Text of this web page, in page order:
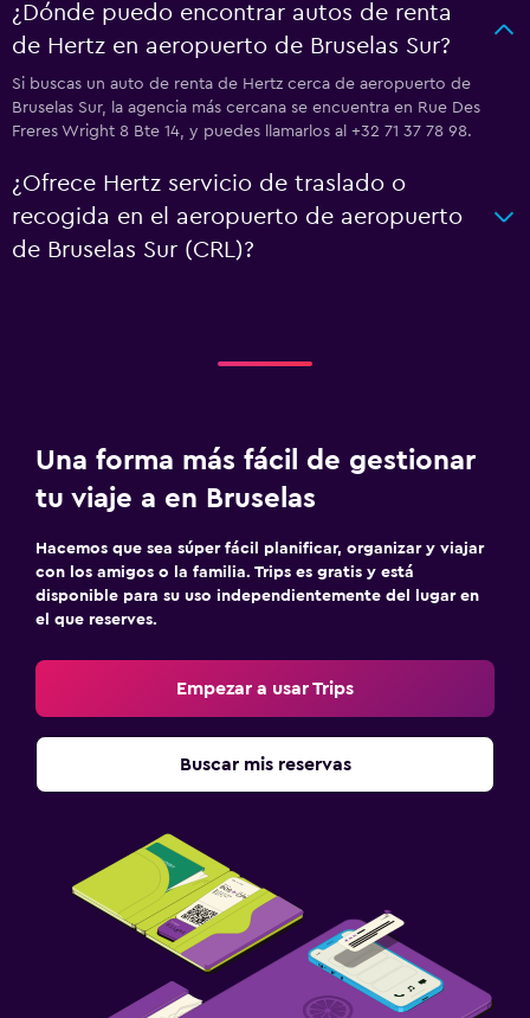
¿Dónde puedo encontrar autos de renta
de Hertz en aeropuerto de Bruselas Sur?
Si buscas un auto de renta de Hertz cerca de aeropuerto de
Bruselas Sur, la agencia más cercana se encuentra en Rue Des
Freres Wright 8 Bte 14, y puedes llamarlos al +32 71 37 78 98.
¿Ofrece Hertz servicio de traslado o
recogida en el aeropuerto de aeropuerto
de Bruselas Sur (CRL)?
Una forma más fácil de gestionar
tu viaje a en Bruselas
Hacemos que sea súper fácil planificar, organizar y viajar
con los amigos o la familia. Trips es gratis y está
disponible para su uso independientemente del lugar en
el que reserves.
Empezar a usar Trips
Buscar mis reservas